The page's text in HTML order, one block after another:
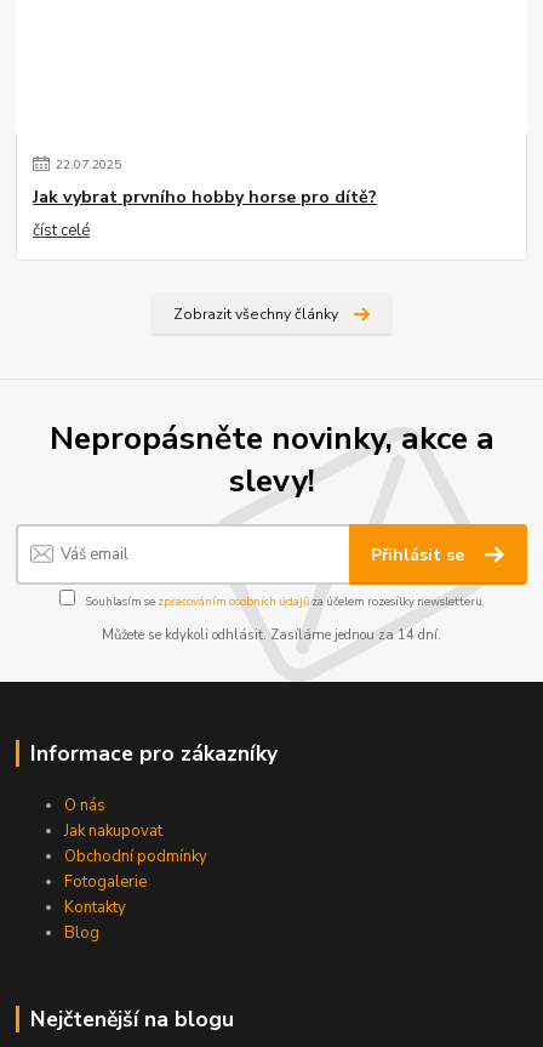
22.07.2025
Jak vybrat prvního hobby horse pro dítě?
číst celé
Zobrazit všechny články
Nepropásněte novinky, akce a
slevy!
Přihlásit se
Souhlasím se zpracováním osobních údajůza účelem rozesílky newsletteru.
Můžete se kdykoli odhlásit. Zasíláme jednou za 14 dní.
Informace pro zákazníky
O nás
Jak nakupovat
Obchodní podmínky
Fotogalerie
Kontakty
Blog
Nejčtenější na blogu